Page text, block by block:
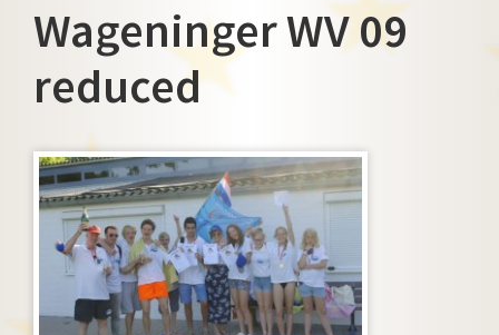
Wageninger WV 09
reduced